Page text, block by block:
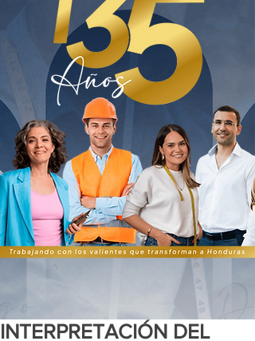
INTERPRETACIÓN DEL